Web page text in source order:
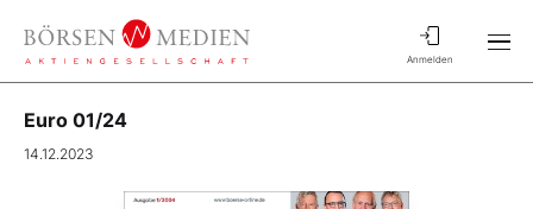
Anmelden
Euro 01/24
14.12.2023